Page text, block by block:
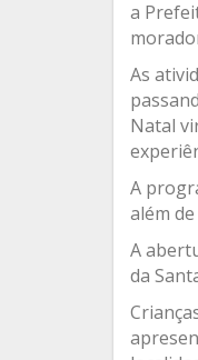
a
As
Natal
A
além
A
da